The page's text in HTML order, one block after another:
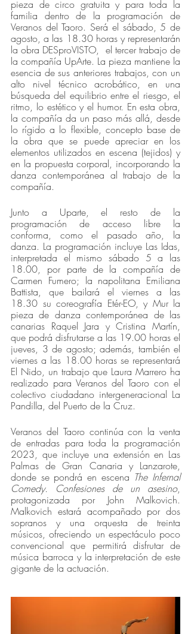
pieza de circo gratuita y para toda la
familia dentro de la programación de
Veranos del Taoro. Será el sábado, 5 de
agosto, a las 18.30 horas y representarán
la obra DESproVISTO,  el tercer trabajo de
la compañía UpArte. La pieza mantiene la
esencia de sus anteriores trabajos, con un
alto nivel técnico acrobático, en una
búsqueda del equilibrio entre el riesgo, el
ritmo, lo estético y el humor. En esta obra,
la compañía da un paso más allá, desde
lo rígido a lo flexible, concepto base de
la obra que se puede apreciar en los
elementos utilizados en escena (tejidos) y
en la propuesta corporal, incorporando la
danza contemporánea al trabajo de la
compañía.
Junto a Uparte, el resto de la
programación de acceso libre la
conforma, como el pasado año, la
danza. La programación incluye Las Idas,
interpretada el mismo sábado 5 a las
18.00, por parte de la compañía de
Carmen Fumero; la napolitana Emiliana
Battista, que bailará el viernes a las
18.30 su coreografía Etér-EO, y Mur la
pieza de danza contemporánea de las
canarias Raquel Jara y Cristina Martín,
que podrá disfrutarse a las 19.00 horas el
jueves, 3 de agosto; además, también el
viernes a las 18.00 horas se representará
El Nido, un trabajo que Laura Marrero ha
realizado para Veranos del Taoro con el
colectivo ciudadano intergeneracional La
Pandilla, del Puerto de la Cruz.
Veranos del Taoro continúa con la venta
de entradas para toda la programación
2023, que incluye una extensión en Las
Palmas de Gran Canaria y Lanzarote,
donde se pondrá en escena The Infernal
Comedy. Confesiones de un asesino,
protagonizada por John Malkovich.
Malkovich estará acompañado por dos
sopranos y una orquesta de treinta
músicos, ofreciendo un espectáculo poco
convencional que permitirá disfrutar de
música barroca y la interpretación de este
gigante de la actuación.